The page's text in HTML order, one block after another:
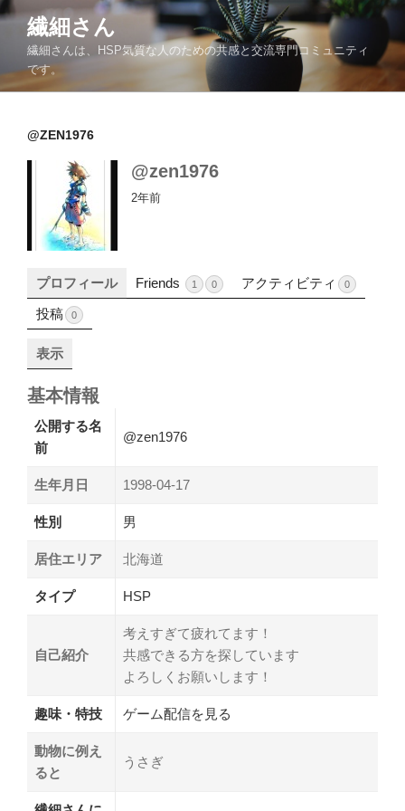
コ
ン
ツ
繊細さん
繊細さんは、HSP気質な人のための共感と交流専門コミュニティ
です。
@ZEN1976
@zen1976
2年前
プロフィール Friends 1 0 アクティビティ 0
投稿 0
表示
基本情報
公開する名
前
@zen1976
生年月日 1998-04-17
性別 男
居住エリア 北海道
タイプ HSP
自己紹介
考えすぎて疲れてます！
共感できる方を探しています
よろしくお願いします！
趣味・特技 ゲーム配信を見る
動物に例え
ると
うさぎ